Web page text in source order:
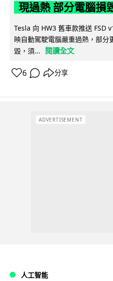
現過熱 部分電腦損
Tesla 向 HW3 舊車款推送 FSD
映自動駕駛電腦嚴重過熱，部分
毀，須...
閱讀全文
6 分享
ADVERTISEMENT
人工智能